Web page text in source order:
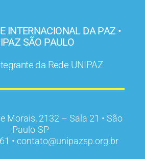
INTERNACIONAL DA PAZ •
SÃO PAULO
da Rede UNIPAZ
Morais, 2132 – Sala 21 • São
Paulo-SP
• contato@unipazsp.org.br